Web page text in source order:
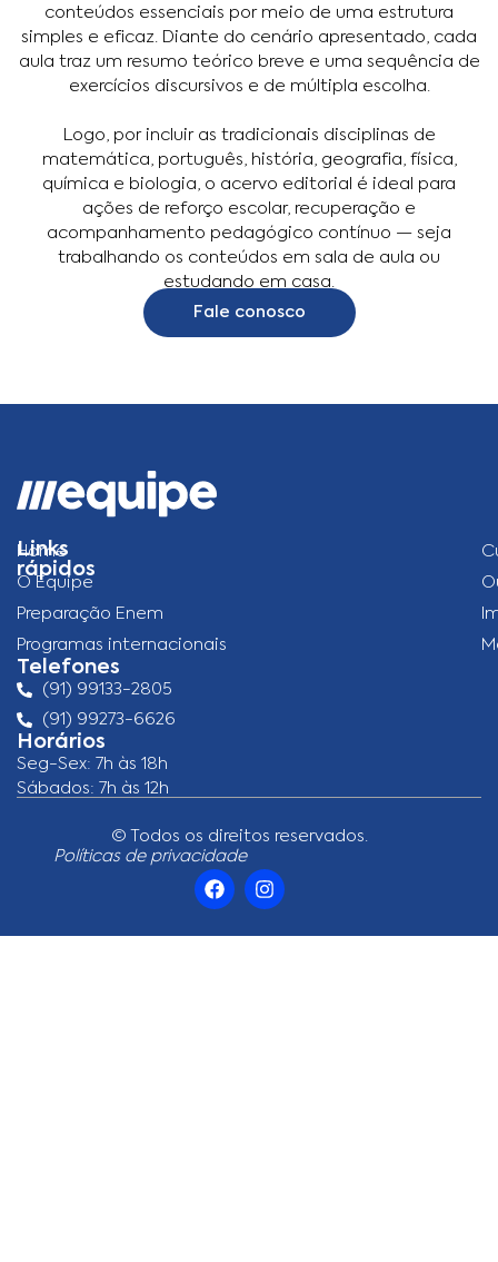
conteúdos essenciais por meio de uma estrutura
simples e eficaz. Diante do cenário apresentado, cada
aula traz um resumo teórico breve e uma sequência de
exercícios discursivos e de múltipla escolha.
Logo, por incluir as tradicionais disciplinas de
matemática, português, história, geografia, física,
química e biologia, o acervo editorial é ideal para
ações de reforço escolar, recuperação e
acompanhamento pedagógico contínuo — seja
trabalhando os conteúdos em sala de aula ou
estudando em casa.
Fale conosco
Links
rápidos
Home
O Equipe
Preparação Enem
Programas internacionais
Telefones
(91) 99133-2805
(91) 99273-6626
Horários
Seg-Sex: 7h às 18h
Sábados: 7h às 12h
© Todos os direitos reservados.
Políticas de privacidade
F
a
e
I
n
t